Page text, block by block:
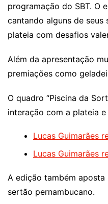
programação do SBT. O
cantando alguns de seus
plateia com desafios
Além da apresentação
premiações como
O quadro “Piscina da
interação com a plateia
Lucas Guimarães
Lucas Guimarães
A edição também
sertão pernambucano.